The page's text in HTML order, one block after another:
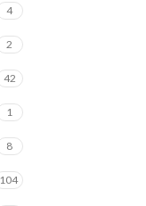
4
2
42
1
8
104